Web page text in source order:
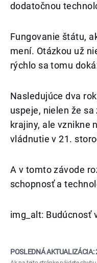
dodatočnou
Fungovanie štátu,
mení. Otázkou už
rýchlo sa tomu
Nasledujúce dva
uspeje, nielen že
krajiny, ale vznikne
vládnutie v 21.
A v tomto závode
schopnosť a
img_alt: Budúcnosť
POSLEDNÁ AKTUALIZÁCIA: